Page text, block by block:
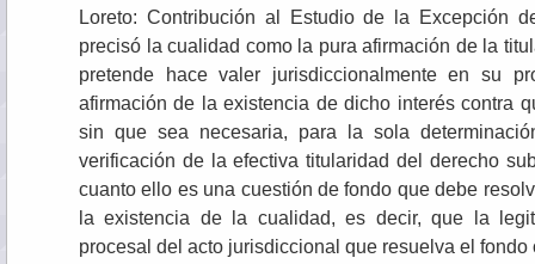
Loreto: Contribución al Estudio de la Excepción
precisó la cualidad como la pura afirmación de la
pretende hace valer jurisdiccionalmente en su
afirmación de la existencia de dicho interés contra
sin que sea necesaria, para la sola
verificación de la efectiva titularidad del derecho
cuanto ello es una cuestión de fondo que debe
la existencia de la cualidad, es decir, que la
procesal del acto jurisdiccional que resuelva el